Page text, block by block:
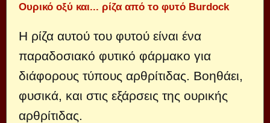
Ουρικό οξύ και... ρίζα από το φυτό Burdock
Η ρίζα αυτού του φυτού είναι ένα
παραδοσιακό φυτικό φάρμακο για
διάφορους τύπους αρθρίτιδας. Βοηθάει,
φυσικά, και στις εξάρσεις της ουρικής
αρθρίτιδας.